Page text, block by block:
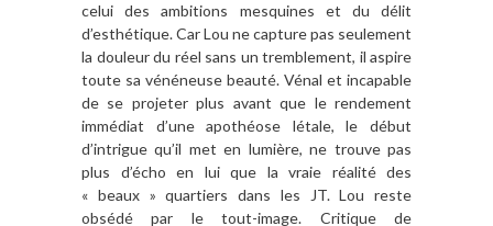
celui des ambitions mesquines et du délit
d’esthétique. Car Lou ne capture pas seulement
la douleur du réel sans un tremblement, il aspire
toute sa vénéneuse beauté. Vénal et incapable
de se projeter plus avant que le rendement
immédiat d’une apothéose létale, le début
d’intrigue qu’il met en lumière, ne trouve pas
plus d’écho en lui que la vraie réalité des
« beaux » quartiers dans les JT. Lou reste
obsédé par le tout-image. Critique de